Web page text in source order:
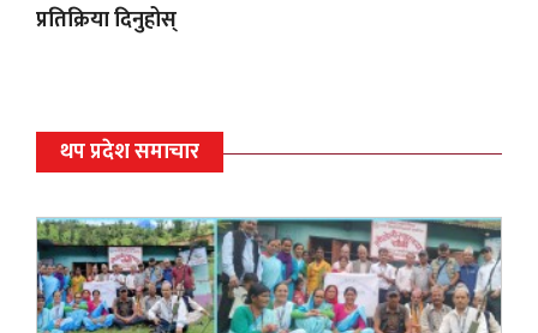
प्रतिक्रिया दिनुहोस्
थप प्रदेश समाचार